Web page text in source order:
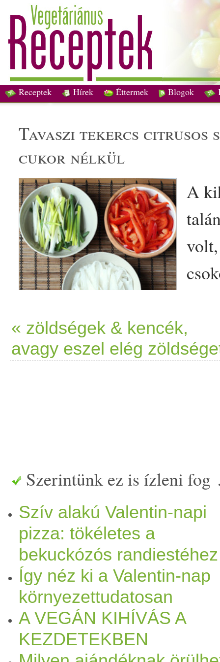
Receptek Hírek Éttermek Blogok
tavaszi tekercs citrusos
cukor nélkül
A
Csodák csodájára egész
olyan pillanat, amikor erős
lenyaljak egy spatulát. :) A
bizonyult. A második hét
engedélyeztünkmag
datolyát! :) Egyszerűen
nagyonédes. Ezzel a négy
« zöldségek & kencék,
avagy eszel elég
Szerintünk ez is ízleni
Szív alakú Valentin-napi
pizza: tökéletes a
bekuckózós randiestéhez
Így néz ki a Valentin-nap
környezettudatosan
A VEGÁN KIHÍVÁS A
KEZDETEKBEN